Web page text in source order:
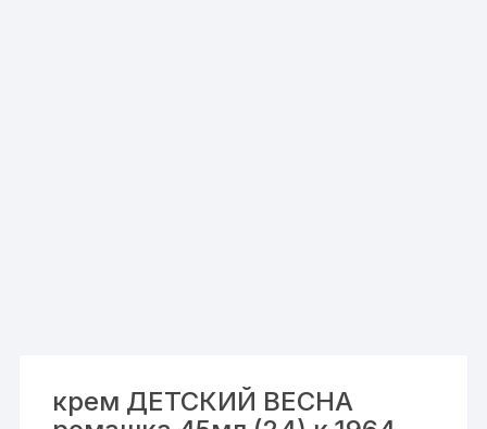
крем ДЕТСКИЙ ВЕСНА